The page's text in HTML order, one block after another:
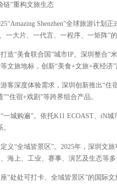
”重构文旅生态
Shenzhen”全球旅游计划正
一大片、一代言、一程序、一矩阵”
“美食联合国”城市IP。深圳整合“米
文旅地标，创新“美食+文旅+夜经济”
深度体验需求，深圳创新推出“住宿
”“住宿+戏剧”等跨界组合产品。
购遍”。依托K11 ECOAST、iN城
“全域皆景区”。2025年，深圳文旅
海上、工业、赛事、演艺及生态等
处处可打卡、全域皆景区”的国际文